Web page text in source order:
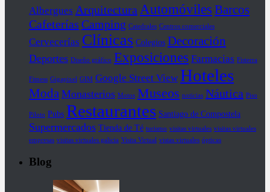
Albergues Arquitectura Automóviles Barcos
Cafeterías Camping Catedrales Centros comerciales
Cervecerías Clínicas Colegios Decoración
Deportes Diseño gráfico Exposiciones Farmacias Fisterra
Fitness Gigapixel GIM Google Street View Hoteles
Moda Monasterios Motos Museos noticias Náutica Piso
Piloto Pubs Restaurantes Santiago de Compostela
Supermercados Tienda de Té turismo visitas virtuales visitas virtuales
empresas visitas virtuales galicia Visita Virtual vistas virtuales ópticas
Blog